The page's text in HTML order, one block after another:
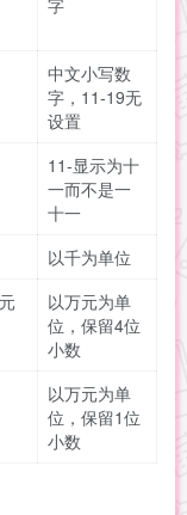
字
中文小写数
字，11-19无
设置
11-显示为十
一而不是一
十一
以千为单位
以万元为单
位，保留4位
小数
以万元为单
位，保留1位
小数